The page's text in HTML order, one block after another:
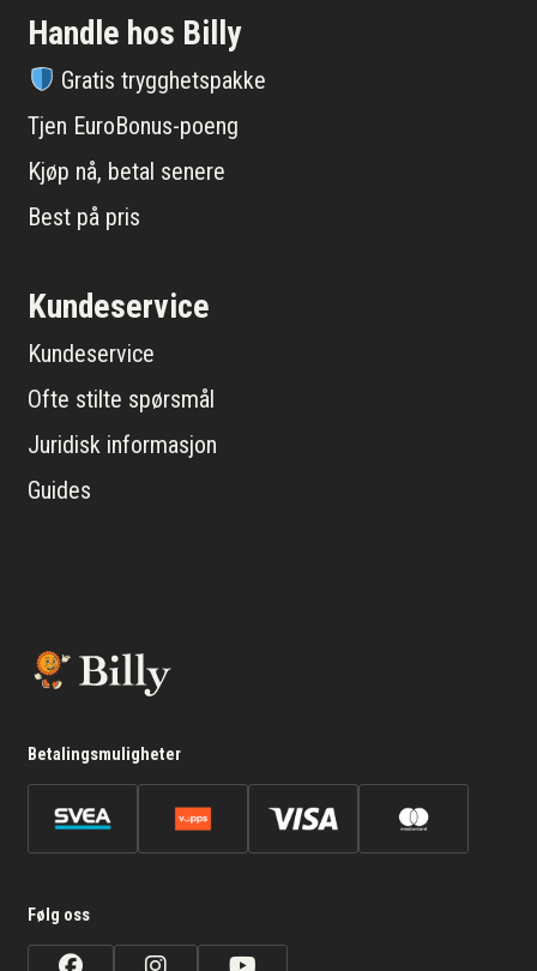
Handle hos Billy
Gratis trygghetspakke
Tjen EuroBonus-poeng
Kjøp nå, betal senere
Best på pris
Kundeservice
Kundeservice
Ofte stilte spørsmål
Juridisk informasjon
Guides
Betalingsmuligheter
Følg oss